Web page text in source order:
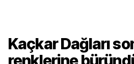
Kaçkar Dağları